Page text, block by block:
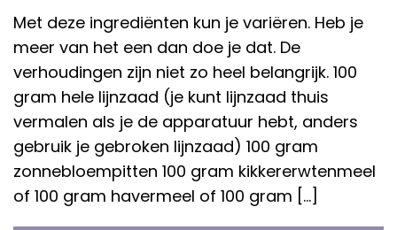
Met deze ingrediënten kun je variëren. Heb je
meer van het een dan doe je dat. De
verhoudingen zijn niet zo heel belangrijk. 100
gram hele lijnzaad (je kunt lijnzaad thuis
vermalen als je de apparatuur hebt, anders
gebruik je gebroken lijnzaad) 100 gram
zonnebloempitten 100 gram kikkererwtenmeel
of 100 gram havermeel of 100 gram […]